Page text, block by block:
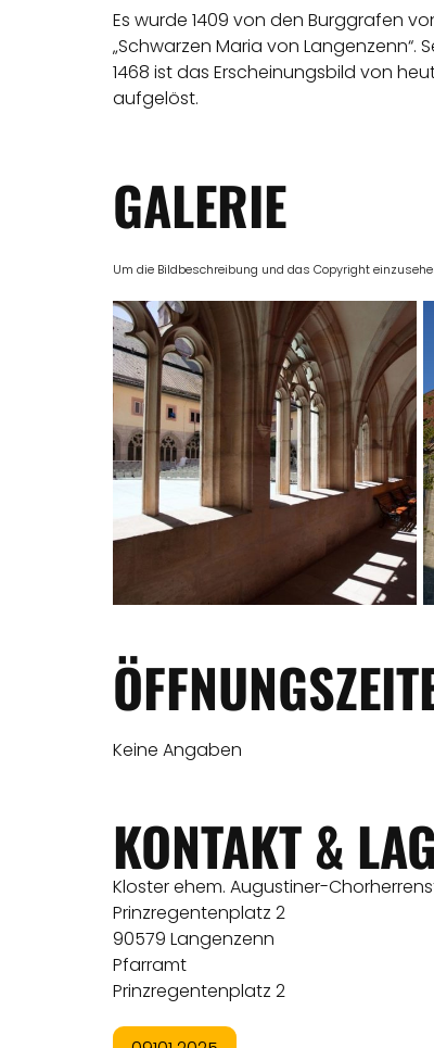
Es wurde 1409 von den Burggrafen
„Schwarzen Maria von Langenzenn“.
1468 ist das Erscheinungsbild von
aufgelöst.
GALERIE
Um die Bildbeschreibung und das Copyright
Keine Angaben
KONTAKT &
Kloster ehem. Augustiner-
Prinzregentenplatz 2
90579 Langenzenn
Pfarramt
Prinzregentenplatz 2